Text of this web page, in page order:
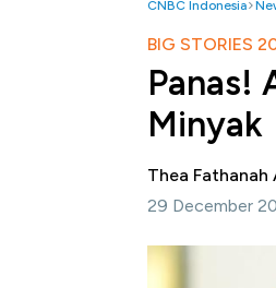
CNBC Indonesia
BIG STORIES
Panas!
Minyak
Thea Fathanah
29 December